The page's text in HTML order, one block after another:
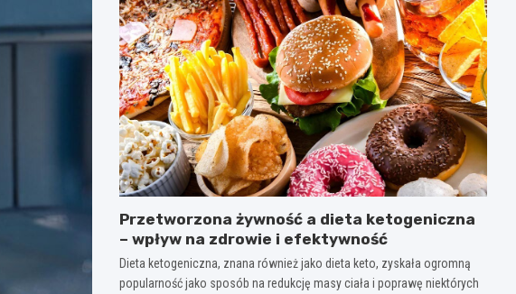
Przetworzona żywność a dieta ketogeniczna
– wpływ na zdrowie i efektywność
Dieta ketogeniczna, znana również jako dieta keto, zyskała ogromną
popularność jako sposób na redukcję masy ciała i poprawę niektórych